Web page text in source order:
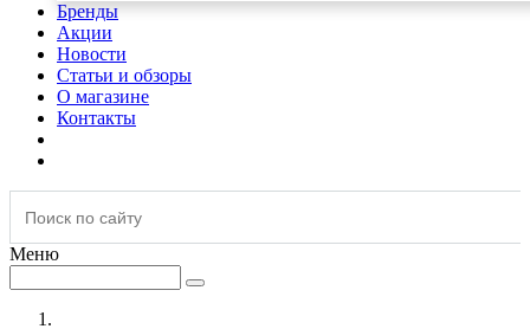
Бренды
Акции
Новости
Статьи и обзоры
О магазине
Контакты
Меню